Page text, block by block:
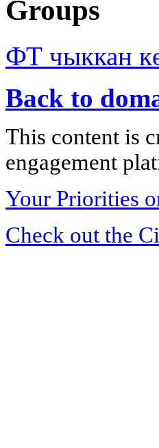
Groups
ФТ чыккан
Back to
This content is
engagement
Your Priorities
Check out the